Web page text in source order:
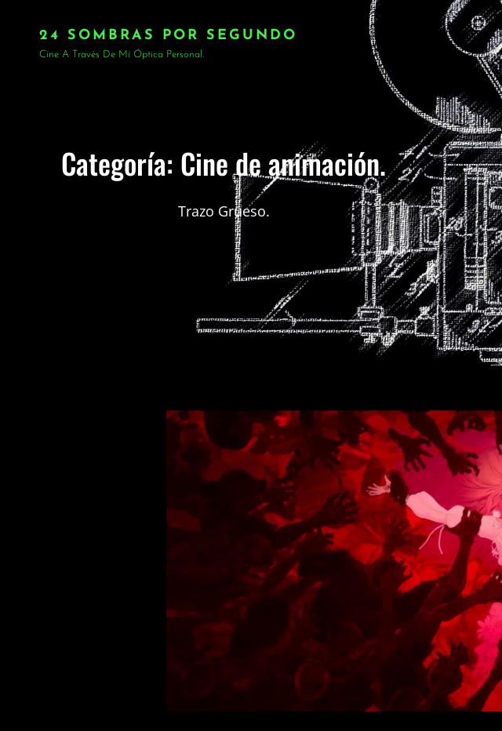
24 SOMBRAS POR SEGUNDO
Cine A Través De Mi Óptica Personal.
Categoría: Cine de animación.
Trazo Grueso.